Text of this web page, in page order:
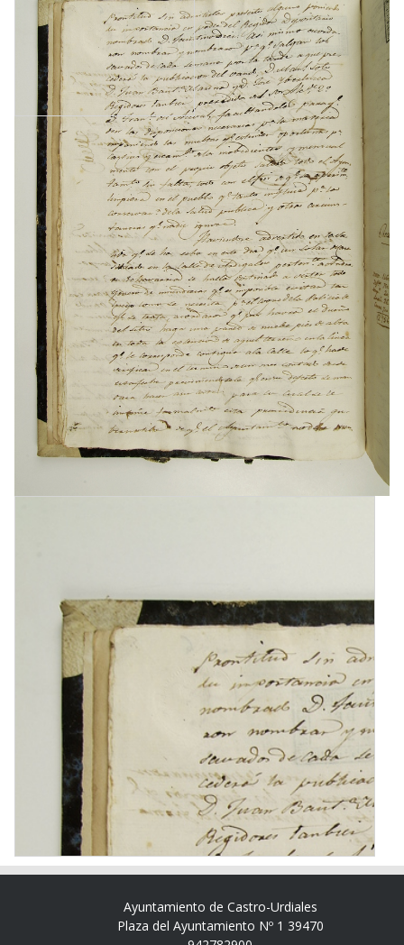
Ayuntamiento de Castro-Urdiales
Plaza del Ayuntamiento Nº 1 39470